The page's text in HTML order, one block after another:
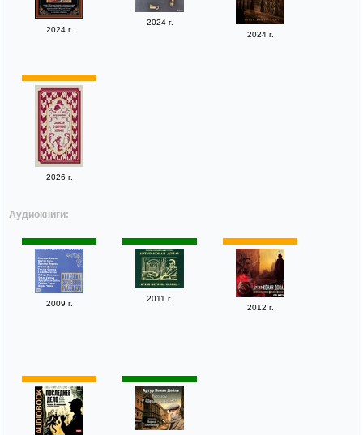
2024 г.
2024 г.
2024 г.
2026 г.
Аудиокниги:
2009 г.
2011 г.
2012 г.